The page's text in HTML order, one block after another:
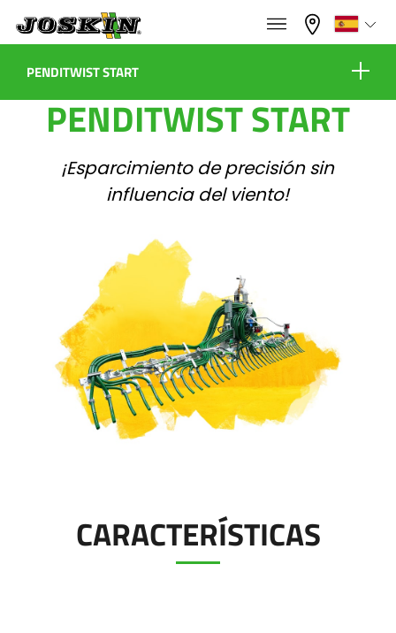
Menu
GAMA
ENCONTRAR & COMPRAR
MUNDO JOSKIN
PARTS BOOK
×
×
Seleccione su idioma
Français
English
Nederlands
Deutsch
Español
Polski
Italiano
PENDITWIST START
Equipamientos
Concesionarios
Contacto
PENDITWIST START
¡Esparcimiento de precisión sin
influencia del viento!
CARACTERÍSTICAS